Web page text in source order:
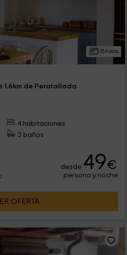
15 Fotos
1.6km de Peratallada
4 habitaciones
3 baños
desde 49€
persona y noche
OFERTA